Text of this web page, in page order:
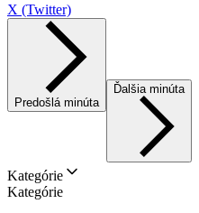
X (Twitter)
Predošlá minúta
Ďalšia minúta
Kategórie
Kategórie